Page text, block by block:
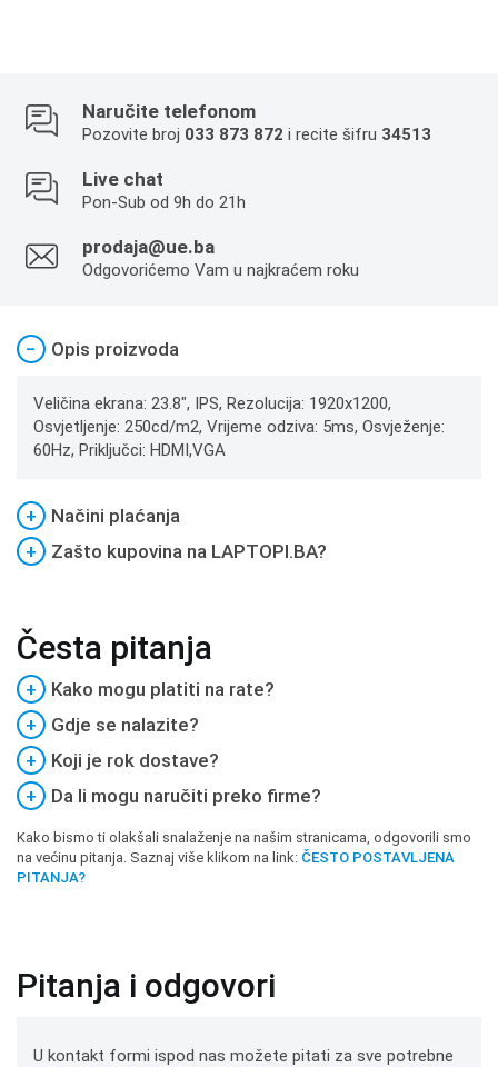
Naručite telefonom
Pozovite broj 033 873 872 i recite šifru 34513
Live chat
Pon-Sub od 9h do 21h
prodaja@ue.ba
Odgovorićemo Vam u najkraćem roku
− Opis proizvoda
Veličina ekrana: 23.8", IPS, Rezolucija: 1920x1200,
Osvjetljenje: 250cd/m2, Vrijeme odziva: 5ms, Osvježenje:
60Hz, Priključci: HDMI,VGA
+
Načini plaćanja
+
Zašto kupovina na LAPTOPI.BA?
Česta pitanja
+
Kako mogu platiti na rate?
+
Gdje se nalazite?
+
Koji je rok dostave?
+
Da li mogu naručiti preko firme?
Kako bismo ti olakšali snalaženje na našim stranicama, odgovorili smo
na većinu pitanja. Saznaj više klikom na link: ČESTO POSTAVLJENA
PITANJA?
Pitanja i odgovori
U kontakt formi ispod nas možete pitati za sve potrebne